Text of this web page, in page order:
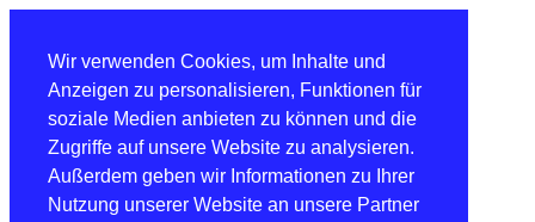
Wir verwenden Cookies, um Inhalte und
Anzeigen zu personalisieren, Funktionen für
soziale Medien anbieten zu können und die
Zugriffe auf unsere Website zu analysieren.
Außerdem geben wir Informationen zu Ihrer
Nutzung unserer Website an unsere Partner